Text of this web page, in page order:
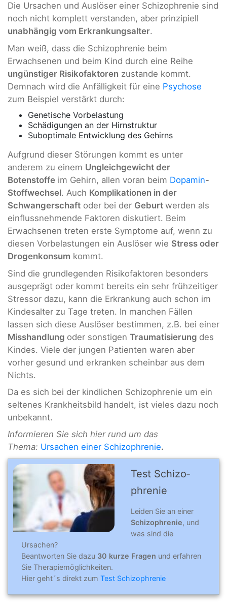
Die Ursachen und Auslöser einer Schizophrenie sind
noch nicht komplett verstanden, aber prinzipiell
unabhängig vom Erkrankungsalter.
Man weiß, dass die Schizophrenie beim
Erwachsenen und beim Kind durch eine Reihe
ungünstiger Risikofaktoren zustande kommt.
Demnach wird die Anfälligkeit für eine Psychose
zum Beispiel verstärkt durch:
Genetische Vorbelastung
Schädigungen an der Hirnstruktur
Suboptimale Entwicklung des Gehirns
Aufgrund dieser Störungen kommt es unter
anderem zu einem Ungleichgewicht der
Botenstoffe im Gehirn, allen voran beim Dopamin-
Stoffwechsel. Auch Komplikationen in der
Schwangerschaft oder bei der Geburt werden als
einflussnehmende Faktoren diskutiert. Beim
Erwachsenen treten erste Symptome auf, wenn zu
diesen Vorbelastungen ein Auslöser wie Stress oder
Drogenkonsum kommt.
Sind die grundlegenden Risikofaktoren besonders
ausgeprägt oder kommt bereits ein sehr frühzeitiger
Stressor dazu, kann die Erkrankung auch schon im
Kindesalter zu Tage treten. In manchen Fällen
lassen sich diese Auslöser bestimmen, z.B. bei einer
Misshandlung oder sonstigen Traumatisierung des
Kindes. Viele der jungen Patienten waren aber
vorher gesund und erkranken scheinbar aus dem
Nichts.
Da es sich bei der kindlichen Schizophrenie um ein
seltenes Krankheitsbild handelt, ist vieles dazu noch
unbekannt.
Informieren Sie sich hier rund um das
Thema: Ursachen einer Schizophrenie.
Test Schizo­
phre­nie
Leiden Sie an einer
Schizophrenie, und
was sind die
Ursachen?
Beantworten Sie dazu 30 kurze Fragen und erfahren
Sie Therapiemöglichkeiten.
Hier geht´s direkt zum Test Schizophrenie